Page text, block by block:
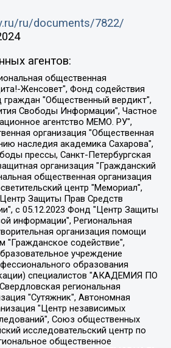
ru/documents/7822/
агентов:
Артем Валерьевич, Ивановская областная общественная организация "Центр гендерных исследований", Гурман Юрий Альбертович, Медиапроект "ОВД-Инфо", Егоров Владимир Владимирович, Жилинский Владимир Александрович, Общество с ограниченной ответственностью "ЗП", Иванова София Юрьевна, Карезина Инна Павловна, Кильтау Екатерина Викторовна, Петров Алексей Викторович, Пискунов Сергей Евгеньевич, Смирнов Сергей Сергеевич, Тихонов Михаил Сергеевич, Общество с ограниченной ответственностью "ЖУРНАЛИСТ-ИНОСТРАННЫЙ АГЕНТ", Арапова Галина Юрьевна, Вольтская Татьяна Анатольевна, Американская компания "Mason G.E.S. Anonymous Foundation" (США), являющаяся владельцем интернет-издания https://mnews.world/, Компания "Stichting Bellingcat", зарегистрированная в Нидерландах (дата регистрации 11.07.2018), Захаров Андрей Вячеславович, Клепиковская Екатерина Дмитриевна, Общество с ограниченной ответственностью "МЕМО", Перл Роман Александрович, Симонов Евгений Алексеевич, Соловьева Елена Анатольевна, Сотников Даниил Владимирович, Сурначева Елизавета Дмитриевна, Автономная некоммерческая организация по защите прав человека и информированию населения "Якутия – Наше Мнение", Общество с ограниченной ответственностью "Москоу диджитал медиа", с 26.01.2023 Общество с ограниченной ответственностью "Чайка Белые сады", Ветошкина Валерия Валерьевна, Заговора Максим Александрович, Межрегиональное общественное движение "Российская ЛГБТ - сеть", Оленичев Максим Владимирович, Павлов Иван Юрьевич, Скворцова Елена Сергеевна, Общество с ограниченной ответственностью "Как бы инагент", Кочетков Игорь Викторович, Общество с ограниченной ответственностью "Честные выборы", Еланчик Олег Александрович, Общество с ограниченной ответственностью "Нобелевский призыв", Гималова Регина Эмилевна, Григорьев Андрей Валерьевич, Григорьева Алина Александровна, Ассоциация по содействию защите прав призывников, альтернативнослужащих и военнослужащих "Правозащитная группа "Гражданин.Армия.Право", Хисамова Регина Фаритовна, Автономная некоммерческая организация по реализации социально-правовых программ "Лилит", Дальневосточное общественное движение "Маяк", Санкт-Петербургская ЛГБТ-инициативная группа "Выход", Инициативная группа ЛГБТ+ "Реверс", Алексеев Андрей Викторович, Бекбулатова Таисия Львовна, Беляев Иван Михайлович, Владыкина Елена Сергеевна, Гельман Марат Александрович, Никульшина Вероника Юрьевна, Толоконникова Надежда Андреевна, Шендерович Виктор Анатольевич, Общество с ограниченной ответственностью "Данное сообщение", Общество с ограниченной ответственностью Издательский дом "Новая глава", Айнбиндер Александра Александровна, Московский комьюнити-центр для ЛГБТ+инициатив, Благотворительный фонд развития филантропии, Deutsche Welle (Германия, Kurt-Schumacher-Strasse 3, 53113 Bonn), Борзунова Мария Михайловна, Воробьев Виктор Викторович, Голубева Анна Львовна, Константинова Алла Михайловна, Малкова Ирина Владимировна, Мурадов Мурад Абдулгалимович, Осетинская Елизавета Николаевна, Понасенков Евгений Николаевич, Ганапольский Матвей Юрьевич, Киселев Евгений Алексеевич, Борухович Ирина Григорьевна, Дремин Иван Тимофеевич, Дубровский Дмитрий Викторович, Красноярская региональная общественная организация поддержки и развития альтернативных образовательных технологий и межкультурных коммуникаций "ИНТЕРРА", Маяковская Екатерина Алексеевна, Фейгин Марк Захарович, Филимонов Андрей Викторович, Дзугкоева Регина Николаевна, Доброхотов Роман Александрович, Дудь Юрий Александрович, Елкин Сергей Владимирович, Кругликов Кирилл Игоревич, Сабунаева Мария Леонидовна, Семенов Алексей Владимирович, Шаинян Карен Багратович, Шульман Екатерина Михайловна, Асафьев Артур Валерьевич, Вахштайн Виктор Семенович, Венедиктов Алексей Алексеевич, Лушникова Екатерина Евгеньевна, Волков Леонид Михайлович, Невзоров Александр Глебович, Пархоменко Сергей Борисович, Сироткин Ярослав Николаевич, Кара-Мурза Владимир Владимирович, Баранова Наталья Владимировна, Гозман Леонид Яковлевич, Кагарлицкий Борис Юльевич, Климарев Михаил Валерьевич, Милов Владимир Станиславович, Автономная некоммерческая организация Краснодарский центр современного искусства "Типография", Моргенштерн Алишер Тагирович, Соболь Любовь Эдуардовна, Общество с ограниченной ответственностью "ЛИЗА НОРМ", Каспаров Гарри Кимович, Ходорковский Михаил Борисович, Общество с ограниченной ответственностью "Апрельские тезисы", Данилович Ирина Брониславовна, Кашин Олег Владимирович, Петров Николай Владимирович, Пивоваров Алексей Владимирович, Соколов Михаил Владимирович, Цветкова Юлия Владимировна, Чичваркин Евгений Александрович, Комитет против пыток/Команда против пыток, Общество с ограниченной ответственностью "Первый научный", Общество с ограниченной ответственностью "Вертолет и ко", Белоцерковская Вероника Борисовна, Кац Максим Евгеньевич, Лазарева Татьяна Юрьевна, Шаведдинов Руслан Табризович, Яшин Илья Валерьевич, Общество с ограниченной ответственностью "Иноагент ААВ", Алешковский Дмитрий Петрович, Альбац Евгения Марковна, Быков Дмитрий Львович, Галямина Юлия Евгеньевна, Лойко Сергей Леонидович, Мартынов Кирилл Константинович, Медведев Сергей Александрович, Крашенинников Федор Геннадиевич, Гордеева Катерина Вл